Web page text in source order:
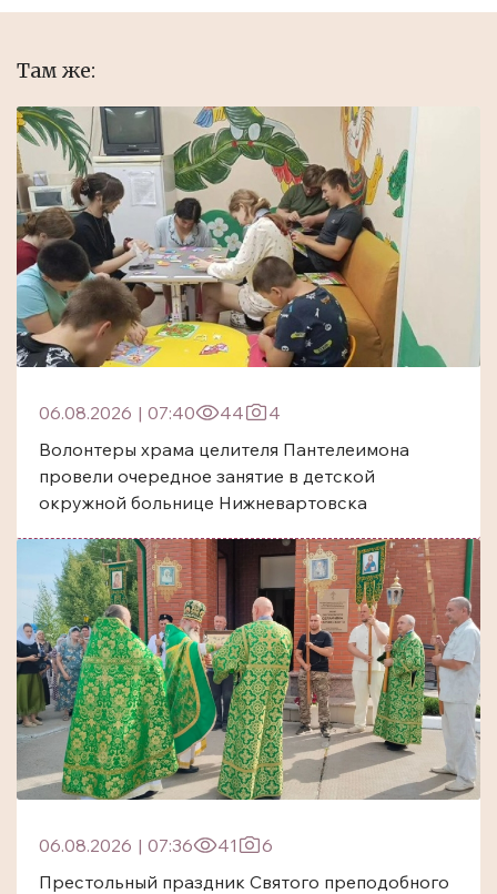
Там же:
06.08.2026 | 07:40 44
4
Волонтеры храма целителя Пантелеимона
провели очередное занятие в детской
окружной больнице Нижневартовска
06.08.2026 | 07:36 41
6
Престольный праздник Святого преподобного